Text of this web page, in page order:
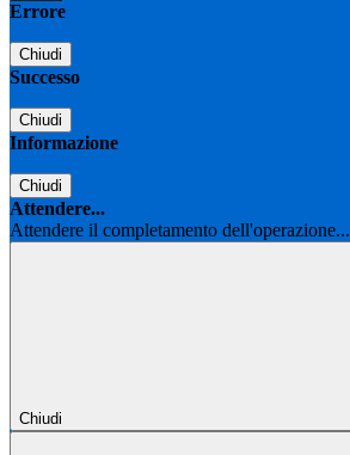
Errore
Chiudi
Successo
Chiudi
Informazione
Chiudi
Attendere...
Attendere il completamento dell'operazione...
Chiudi